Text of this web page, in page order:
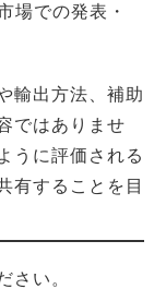
場での発表・
輸出方法、補助
ではありませ
うに評価される
有することを目
さい。